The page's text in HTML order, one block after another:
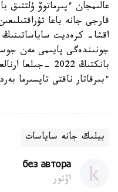
عالىمجان ءپىرماتوۆ ۇلتتىق
قارجى جانە باعا
اقشا- كرەديت ساياساتىنىڭ
جونىندەگى پايىمى مەن
بانكتىڭ 2022 -
ءبىرقاتار ناقتى تاپسىرما
بيلىك جانە ساياسات
без автора
اۆتور